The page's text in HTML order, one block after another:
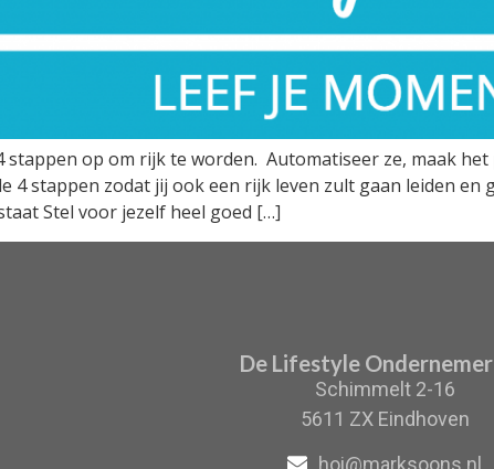
stappen op om rijk te worden. Automatiseer ze, maak
4 stappen zodat jij ook een rijk leven zult gaan leiden
Stel voor jezelf heel goed […]
De Lifestyle Ondernemer
Schimmelt 2-16
5611 ZX Eindhoven
hoi@marksoons.nl